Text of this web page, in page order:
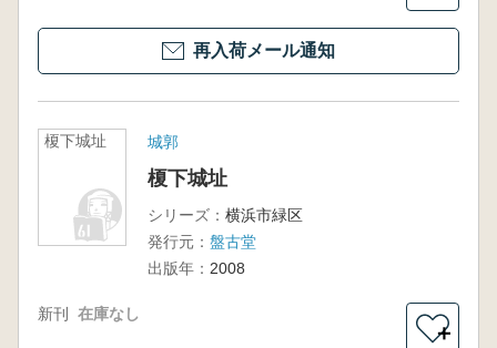
再入荷メール通知
榎下城址 城郭
榎下城址
シリーズ： 横浜市緑区
発行元： 盤古堂
出版年： 2008
新刊 在庫なし
＋